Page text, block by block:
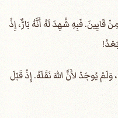
قَايِينَ. فَبِهِ شُهِدَ لَهُ أَنَّهُ بَارٌّ، إِذْ
وَلَمْ يُوجَدْ لأَنَّ اللهَ نَقَلَهُ. إِذْ قَبْلَ